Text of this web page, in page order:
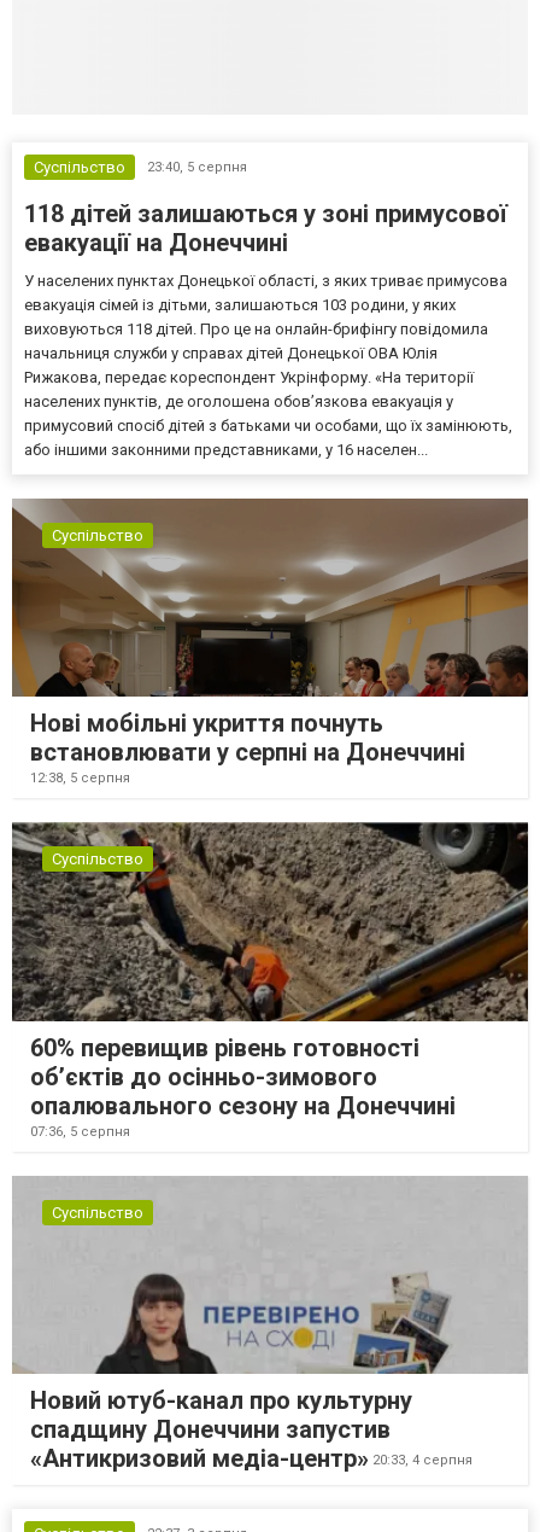
Суспільство 23:40, 5 серпня
118 дітей залишаються у зоні примусової
евакуації на Донеччині
У населених пунктах Донецької області, з яких триває примусова
евакуація сімей із дітьми, залишаються 103 родини, у яких
виховуються 118 дітей. Про це на онлайн-брифінгу повідомила
начальниця служби у справах дітей Донецької ОВА Юлія
Рижакова, передає кореспондент Укрінформу. «На території
населених пунктів, де оголошена обов’язкова евакуація у
примусовий спосіб дітей з батьками чи особами, що їх замінюють,
або іншими законними представниками, у 16 населен...
Суспільство
Нові мобільні укриття почнуть
встановлювати у серпні на Донеччині
12:38, 5 серпня
Суспільство
60% перевищив рівень готовності
об’єктів до осінньо-зимового
опалювального сезону на Донеччині
07:36, 5 серпня
Суспільство
Новий ютуб-канал про культурну
спадщину Донеччини запустив
«Антикризовий медіа-центр» 20:33, 4 серпня